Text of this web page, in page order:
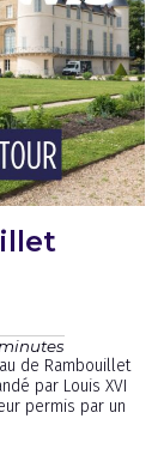
de Rambouillet
par Louis XVI
permis par un